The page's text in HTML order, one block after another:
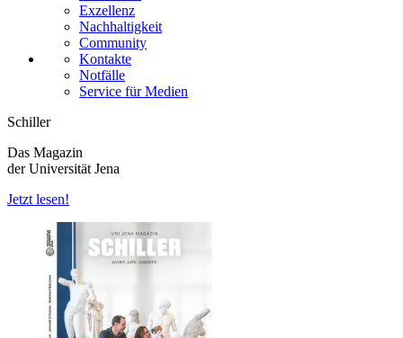
Exzellenz
Nachhaltigkeit
Community
Kontakte
Notfälle
Service für Medien
Schiller
Das Magazin
der Universität Jena
Jetzt lesen!